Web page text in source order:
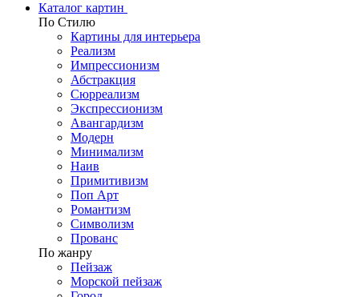
Каталог картин
По Стилю
Картины для интерьера
Реализм
Импрессионизм
Абстракция
Сюрреализм
Экспрессионизм
Авангардизм
Модерн
Минимализм
Наив
Примитивизм
Поп Арт
Романтизм
Символизм
Прованс
По жанру
Пейзаж
Морской пейзаж